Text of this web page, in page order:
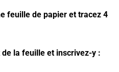
feuille de papier et tracez 4
la feuille et inscrivez-y :